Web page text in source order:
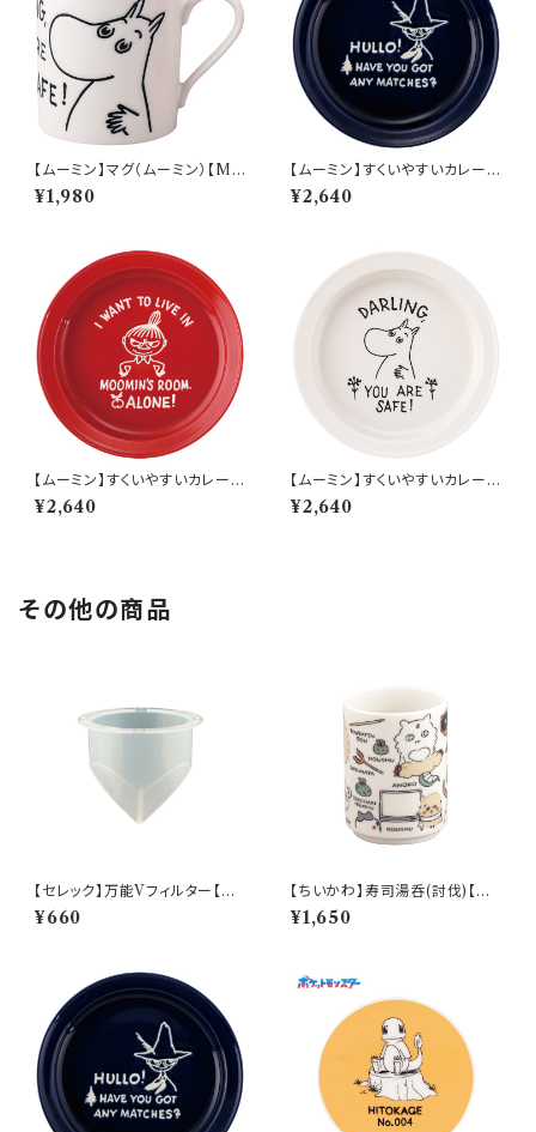
【ムーミン】マグ（ムーミン）【M
M9000】MM9001-11
¥1,980
【ムーミン】すくいやすいカレー皿
（スナフキン）【MM9000】MM
9003-320
¥2,640
【ムーミン】すくいやすいカレー皿
（リトルミィ）【MM9000】MM
9002-320
¥2,640
【ムーミン】すくいやすいカレー皿
（ムーミン）【MM9000】MM9
001-320
¥2,640
その他の商品
【セレック】万能Vフィルター【C-
V-2WM】
¥660
【ちいかわ】寿司湯呑(討伐)【CK
W50】CKW52-327
¥1,650